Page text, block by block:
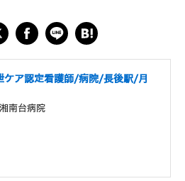
ア認定看護師/病院/長後駅/月
南台病院